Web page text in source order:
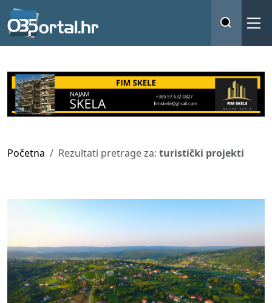
Početna Rezultati pretrage za: turistički projekti